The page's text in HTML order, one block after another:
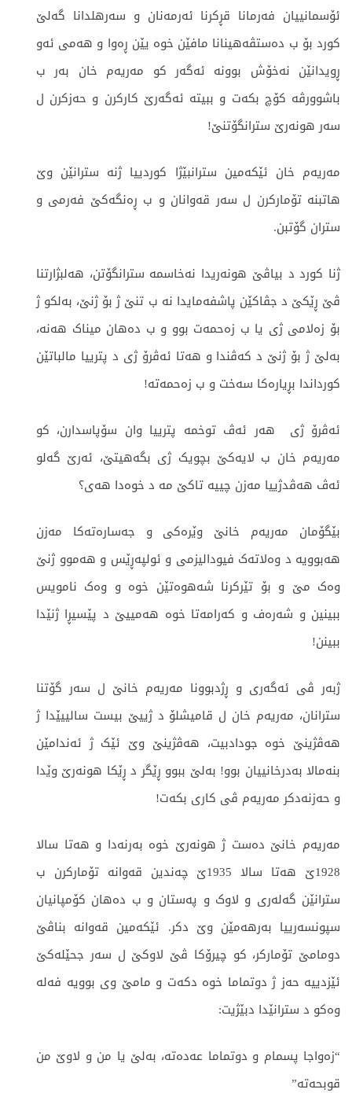
ئۆسمانییان فەرمانا قڕکرنا ئەرمەنان و سەرهلدانا گەلێ
کورد بۆ ب دەستڤەهینانا مافێن خوە یێن ڕەوا و هەمی ئەو
ڕویدانێن نەخۆش بوونە ئەگەر کو مەریەم خان بەر ب
باشوورڤە کۆچ بکەت و ببیتە ئەگەرێ کارکرن و حەزکرن ل
سەر هونەرێ سترانگۆتنێ!
مەریەم خان ئێکەمین سترانبێژا کوردییا ژنە سترانێن وێ
هاتبنە تۆمارکرن ل سەر قەوانان و ب ڕەنگەکێ فەرمی و
ستران گۆتبن.
ژنا کورد د بیاڤێ هونەریدا نەخاسمە سترانگۆتن، هەلبژارتنا
ڤێ ڕێکێ د جڤاکێن پاشفەمایدا نە ب تنێ ژ بۆ ژنێ، بەلکو ژ
بۆ زەلامی ژی یا ب زەحمەت بوو و ب دەهان میناک هەنە،
بەلێ ژ بۆ ژنێ د کەڤندا و هەتا ئەڤرۆ ژی د پترییا مالباتێن
کورداندا بڕیارەکا سەخت و ب زەحمەتە!
ئەڤرۆ ژی هەر ئەڤ توخمە پترییا وان سۆپاسدارن، کو
مەریەم خان ب لایەکێ بچویک ژی بگەهیتێ، ئەرێ گەلو
ئەڤ هەڤدژییا مەزن چییە تاکێ مە د خوەدا هەی؟
بێگۆمان مەریەم خانێ وێرەکی و جەسارەتەکا مەزن
هەبوویە د وەلاتەک فیودالیزمی و ئولپەڕێس و هەموو ژنێ
وەک مێ و بۆ تێرکرنا شەهوەتێن خوە و وەک نامویس
ببینین و شەرەف و کەرامەتا خوە هەمییێ د پێسیڕا ژنێدا
ببینن!
ژبەر ڤی ئەگەری و ڕژدبوونا مەریەم خانێ ل سەر گۆتنا
سترانان، مەریەم خان ل قامیشلۆ د ژییێ بیست سالییێدا ژ
هەڤژینێ خوە جودادبیت، هەڤژینێ وێ ئێک ژ ئەندامێن
بنەمالا بەدرخانییان بوو! بەلێ ببوو ڕێگر د ڕێکا هونەرێ وێدا
و حەزنەدکر مەریەم ڤی کاری بکەت!
مەریەم خانێ دەست ژ هونەرێ خوە بەرنەدا و هەتا سالا
1928ێ هەتا سالا 1935ێ چەندین قەوانە تۆمارکرن ب
سترانێن گەلەری و لاوک و پەستان و ب دەهان کۆمپانیان
سپونسەرییا بەرهەمێن وێ دکر. ئێکەمین قەوانە بناڤێ
دومامێ تۆمارکر، کو چیرۆکا ڤێ لاوکێ ل سەر جحێلەکێ
ئێزدییە حەز ژ دوتماما خوە دکەت و مامێ وی بوویە فەلە
وەکو د سترانێدا دبێژیت:
“زەواجا پسمام و دوتماما عەدەتە، بەلێ یا من و لاوێ من
قوبحەتە”